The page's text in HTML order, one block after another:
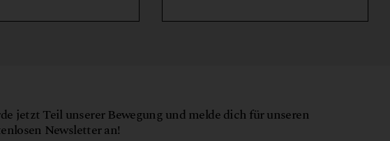
jetzt Teil unserer Bewegung und melde dich für unseren
Newsletter an!